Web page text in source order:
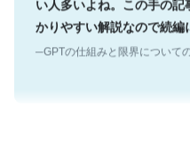
かりやすい解説なので続編
─GPTの仕組みと限界について